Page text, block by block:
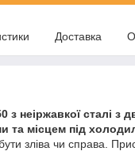
Доставка
з неіржавкої сталі з
та місцем під
зліва чи справа.